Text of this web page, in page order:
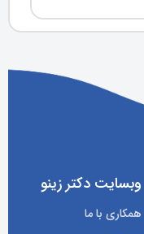
وبسایت دکتر زینو
همکاری با ما